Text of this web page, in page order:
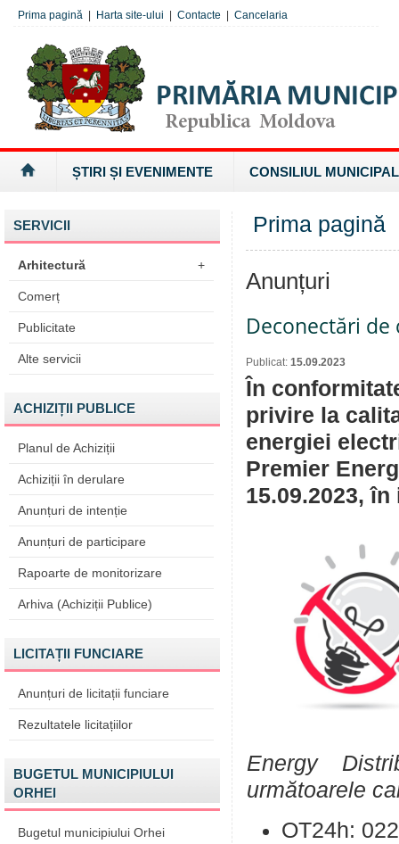
Prima pagină Harta site-ului Contacte Cancelaria
ȘTIRI ȘI EVENIMENTE CONSILIUL MUNICIPAL
SERVICII
Arhitectură +
Comerț
Publicitate
Alte servicii
ACHIZIȚII PUBLICE
Planul de Achiziții
Achiziții în derulare
Anunțuri de intenție
Anunțuri de participare
Rapoarte de monitorizare
Arhiva (Achiziții Publice)
LICITAȚII FUNCIARE
Anunțuri de licitații funciare
Rezultatele licitațiilor
BUGETUL MUNICIPIULUI
ORHEI
Bugetul municipiului Orhei
Prima pagină
Anunțuri
Deconectări
Publicat: 15.09.2023
În
privire la
energiei
Premier
15.09.2023,
Energy
următoarele
OT24h: